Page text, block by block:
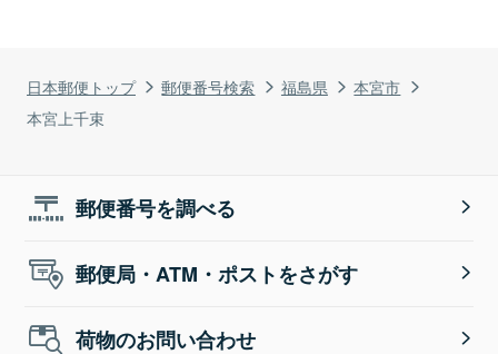
日本郵便トップ 郵便番号検索 福島県
本宮市
本宮上千束
郵便番号を調べる
郵便局・ATM・ポストをさがす
荷物のお問い合わせ